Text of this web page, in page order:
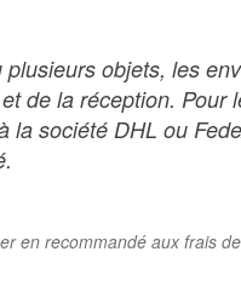
objets, les
de la réception. Pour
la société DHL ou
en recommandé aux frais de